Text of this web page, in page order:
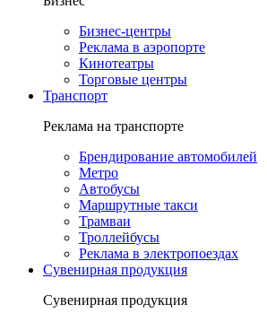
Бизнес-центры
Реклама в аэропорте
Кинотеатры
Торговые центры
Транспорт
Реклама на транспорте
Брендирование автомобилей
Метро
Автобусы
Маршрутные такси
Трамваи
Троллейбусы
Реклама в электропоездах
Сувенирная продукция
Сувенирная продукция